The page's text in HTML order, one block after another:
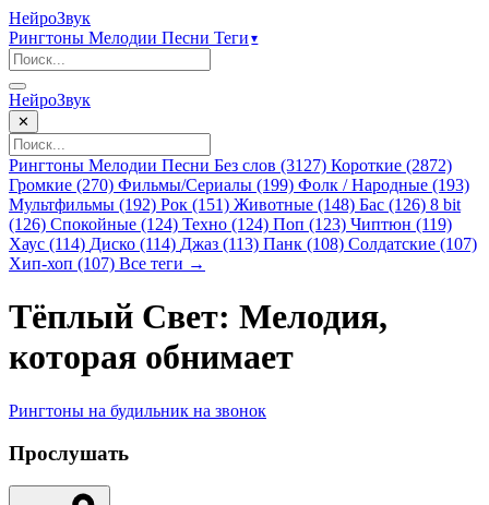
НейроЗвук
Рингтоны Мелодии Песни Теги ▾
НейроЗвук
✕
Рингтоны Мелодии Песни Без слов (3127) Короткие (2872)
Громкие (270) Фильмы/Сериалы (199) Фолк / Народные (193)
Мультфильмы (192) Рок (151) Животные (148) Бас (126) 8 bit
(126) Спокойные (124) Техно (124) Поп (123) Чиптюн (119)
Хаус (114) Диско (114) Джаз (113) Панк (108) Солдатские (107)
Хип-хоп (107) Все теги →
Тёплый Свет: Мелодия,
которая обнимает
Рингтоны на будильник на звонок
Прослушать